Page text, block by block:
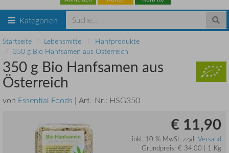
Kategorien
Startseite Lebensmittel
Hanfprodukte
350 g Bio Hanfsamen aus Österreich
350 g Bio Hanfsamen aus
Österreich
von Essential Foods | Art.-Nr.: HSG350
€ 11,90
inkl. 10 % MwSt. zzgl. Versand
Grundpreis: € 34,00 | 1 Kg